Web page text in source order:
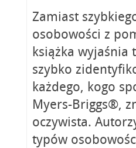
Zamiast
osobowości z
książka
szybko
każdego, kogo
Myers-Briggs®,
oczywista.
typów